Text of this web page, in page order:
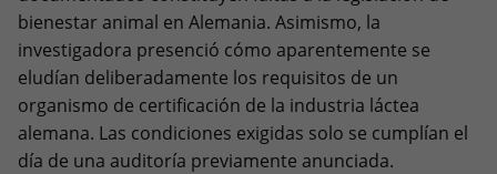
bienestar animal en Alemania. Asimismo, la
investigadora presenció cómo aparentemente se
eludían deliberadamente los requisitos de un
organismo de certificación de la industria láctea
alemana. Las condiciones exigidas solo se cumplían el
día de una auditoría previamente anunciada.